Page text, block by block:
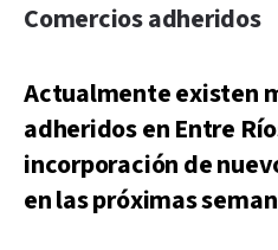
Comercios adheridos
Actualmente existen
adheridos en Entre
incorporación de
en las próximas